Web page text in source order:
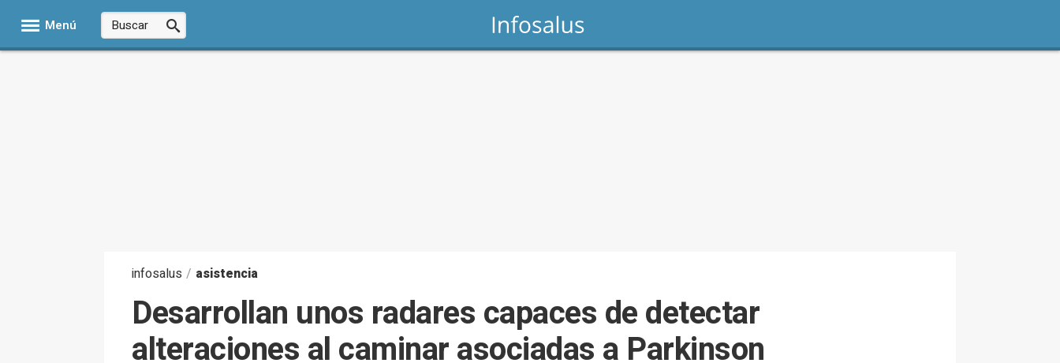
Menú
infosalus / asistencia
Desarrollan unos radares capaces de detectar
alteraciones al caminar asociadas a Parkinson